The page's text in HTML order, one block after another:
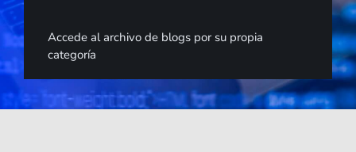
Accede al archivo de blogs por su propia
categoría